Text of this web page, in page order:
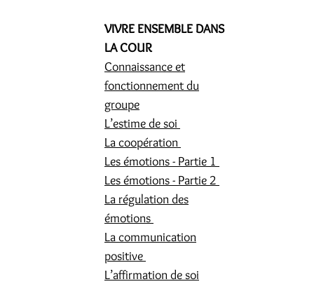
VIVRE ENSEMBLE DANS
LA COUR
Connaissance et
fonctionnement du
groupe
L’estime de soi
La coopération
Les émotions - Partie 1
Les émotions - Partie 2
La régulation des
émotions
La communication
positive
L’affirmation de soi